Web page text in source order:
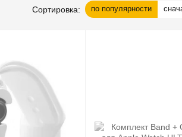
Сортировка: по популярности